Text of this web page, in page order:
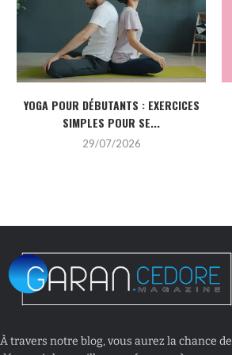
YOGA POUR DÉBUTANTS : EXERCICES
SIMPLES POUR SE...
29/07/2026
À travers notre blog, vous aurez la chance de